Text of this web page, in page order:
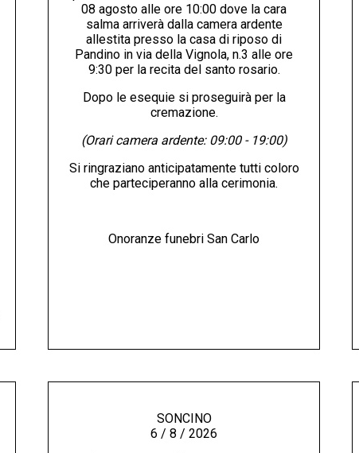
08 agosto alle ore 10:00 dove la cara
salma arriverà dalla camera ardente
allestita presso la casa di riposo di
Pandino in via della Vignola, n.3 alle ore
9:30 per la recita del santo rosario.
Dopo le esequie si proseguirà per la
cremazione.
(Orari camera ardente: 09:00 - 19:00)
Si ringraziano anticipatamente tutti coloro
che parteciperanno alla cerimonia.
Onoranze funebri San Carlo
SONCINO
6 / 8 / 2026